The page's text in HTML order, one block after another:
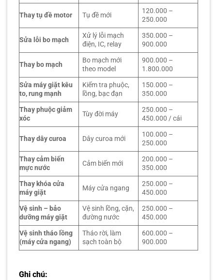
Thay tụ đề motor Tụ đề mới
120.000 –
250.000
Sửa lỗi bo mạch
Xử lý lỗi mạch
điện, IC, relay
350.000 –
900.000
Thay bo mạch
Bo mạch mới
theo model
900.000 –
1.800.000
Sửa máy giặt kêu
to, rung mạnh
Kiểm tra phuộc,
lồng, bạc đạn
150.000 –
350.000
Thay phuộc giảm
xóc
Tùy đời máy
250.000 –
450.000 / cái
Thay dây curoa Dây curoa mới
100.000 –
250.000
Thay cảm biến
mực nước
Cảm biến mới
200.000 –
350.000
Thay khóa cửa
máy giặt
Máy cửa ngang
250.000 –
450.000
Vệ sinh – bảo
dưỡng máy giặt
Vệ sinh lồng, cặn,
đường nước
250.000 –
450.000
Vệ sinh tháo lồng
(máy cửa ngang)
Tháo rời, làm
sạch toàn bộ
600.000 –
900.000
Ghi chú: